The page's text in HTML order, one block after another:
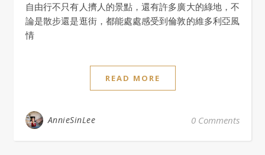
自由行不只有人擠人的景點，還有許多廣大的綠地，不
論是散步還是逛街，都能處處感受到倫敦的維多利亞風
情
READ MORE
AnnieSinLee 0 Comments